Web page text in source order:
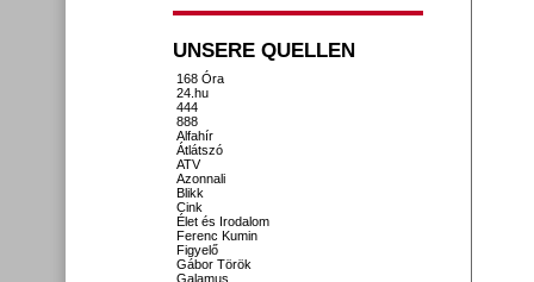
UNSERE QUELLEN
168 Óra
24.hu
444
888
Alfahír
Átlátszó
ATV
Azonnali
Blikk
Cink
Élet és Irodalom
Ferenc Kumin
Figyelő
Gábor Török
Galamus